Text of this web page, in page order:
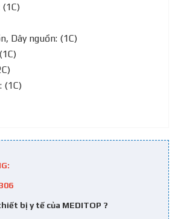
Dây nguồn: (1C)
(1C)
bị y tế của MEDITOP ?